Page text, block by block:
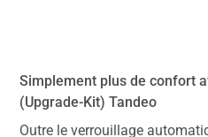
Simplement plus de confort
(Upgrade-Kit) Tandeo
Outre le verrouillage